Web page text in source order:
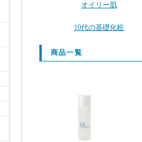
オイリー肌
10代の基礎化粧
商品一覧